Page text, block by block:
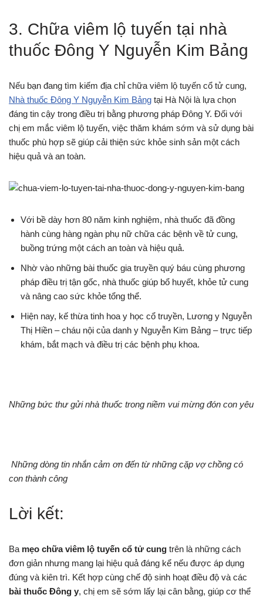
3. Chữa viêm lộ tuyến tại nhà
thuốc Đông Y Nguyễn Kim Bảng
Nếu bạn đang tìm kiếm địa chỉ chữa viêm lộ tuyến cổ tử cung,
Nhà thuốc Đông Y Nguyễn Kim Bảng tại Hà Nội là lựa chọn
đáng tin cậy trong điều trị bằng phương pháp Đông Y. Đối với
chị em mắc viêm lộ tuyến, việc thăm khám sớm và sử dụng bài
thuốc phù hợp sẽ giúp cải thiện sức khỏe sinh sản một cách
hiệu quả và an toàn.
Với bề dày hơn 80 năm kinh nghiệm, nhà thuốc đã đồng
hành cùng hàng ngàn phụ nữ chữa các bệnh về tử cung,
buồng trứng một cách an toàn và hiệu quả.
Nhờ vào những bài thuốc gia truyền quý báu cùng phương
pháp điều trị tận gốc, nhà thuốc giúp bổ huyết, khỏe tử cung
và nâng cao sức khỏe tổng thể.
Hiện nay, kế thừa tinh hoa y học cổ truyền, Lương y Nguyễn
Thị Hiền – cháu nội của danh y Nguyễn Kim Bảng – trực tiếp
khám, bắt mạch và điều trị các bệnh phụ khoa.
Những bức thư gửi nhà thuốc trong niềm vui mừng đón con yêu
Những dòng tin nhắn cảm ơn đến từ những cặp vợ chồng có
con thành công
Lời kết:
Ba mẹo chữa viêm lộ tuyến cổ tử cung trên là những cách
đơn giản nhưng mang lại hiệu quả đáng kể nếu được áp dụng
đúng và kiên trì. Kết hợp cùng chế độ sinh hoạt điều độ và các
bài thuốc Đông y, chị em sẽ sớm lấy lại cân bằng, giúp cơ thể